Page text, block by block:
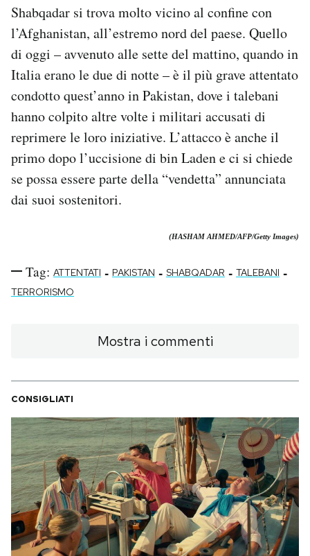
Shabqadar si trova molto vicino al confine con
l’Afghanistan, all’estremo nord del paese. Quello
di oggi – avvenuto alle sette del mattino, quando in
Italia erano le due di notte – è il più grave attentato
condotto quest’anno in Pakistan, dove i talebani
hanno colpito altre volte i militari accusati di
reprimere le loro iniziative. L’attacco è anche il
primo dopo l’uccisione di bin Laden e ci si chiede
se possa essere parte della “vendetta” annunciata
dai suoi sostenitori.
(HASHAM AHMED/AFP/Getty Images)
Tag: ATTENTATI - PAKISTAN - SHABQADAR - TALEBANI -
TERRORISMO
Mostra i commenti
CONSIGLIATI